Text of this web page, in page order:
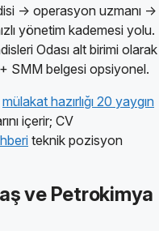
→ operasyon uzmanı →
yönetim kademesi yolu.
Odası alt birimi olarak
SMM belgesi opsiyonel.
mülakat hazırlığı 20 yaygın
içerir; CV
teknik pozisyon
ve Petrokimya